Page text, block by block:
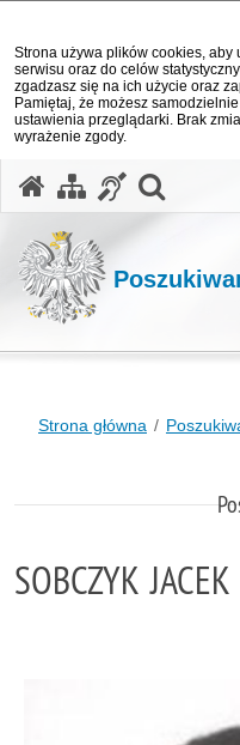
Strona używa plików cookies, aby
serwisu oraz do celów
zgadzasz się na ich użycie oraz
Pamiętaj, że możesz
ustawienia przeglądarki. Brak
wyrażenie zgody.
Strona główna
SOBCZYK JACEK